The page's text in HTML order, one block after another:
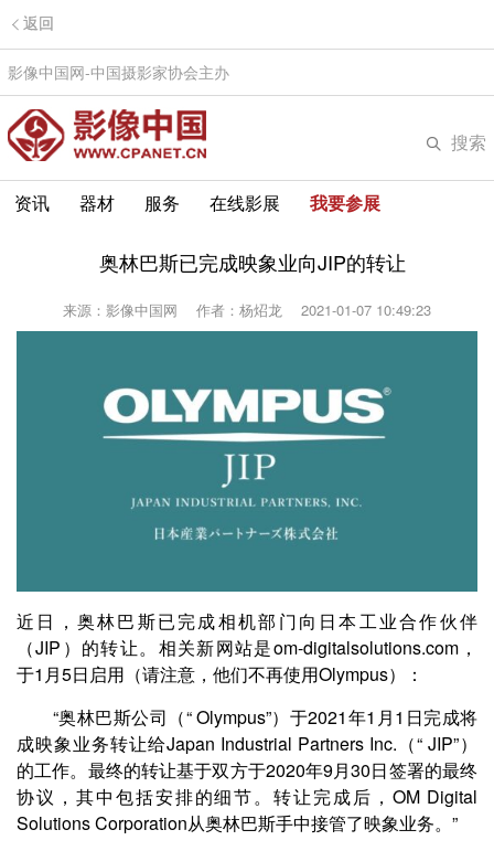
返回
影像中国网-中国摄影家协会主办
搜索
资讯 器材 服务 在线影展 我要参展
奥林巴斯已完成映象业向JIP的转让
来源：影像中国网 作者：杨炤龙 2021-01-07 10:49:23
近日，奥林巴斯已完成相机部门向日本工业合作伙伴
（JIP）的转让。相关新网站是om-digitalsolutions.com，
于1月5日启用（请注意，他们不再使用Olympus）：
“奥林巴斯公司（“ Olympus”）于2021年1月1日完成将
成映象业务转让给Japan Industrial Partners Inc.（“ JIP”）
的工作。最终的转让基于双方于2020年9月30日签署的最终
协议，其中包括安排的细节。转让完成后，OM Digital
Solutions Corporation从奥林巴斯手中接管了映象业务。”